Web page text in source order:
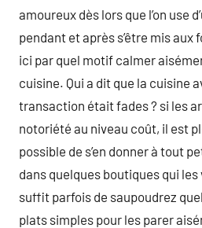
amoureux dès lors que l’on use
pendant et après s’être mis aux
ici par quel motif calmer
cuisine. Qui a dit que la cuisine
transaction était fades ? si les
notoriété au niveau coût, il est
possible de s’en donner à tout
dans quelques boutiques qui
suffit parfois de saupoudrez
plats simples pour les parer